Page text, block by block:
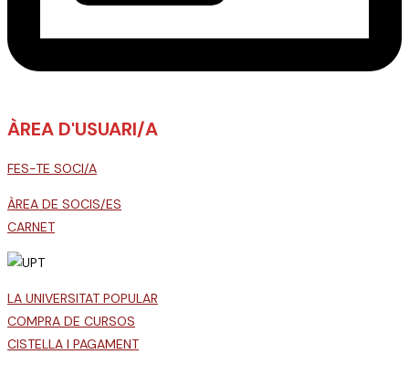
ÀREA D'USUARI/A
FES-TE SOCI/A
ÀREA DE SOCIS/ES
CARNET
LA UNIVERSITAT POPULAR
COMPRA DE CURSOS
CISTELLA I PAGAMENT